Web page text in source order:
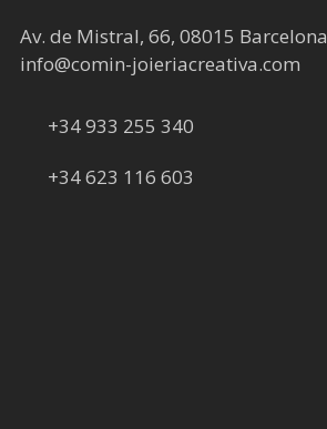
Av. de Mistral, 66, 08015 Barcelona
info@comin-joieriacreativa.com
+34 933 255 340
+34 623 116 603